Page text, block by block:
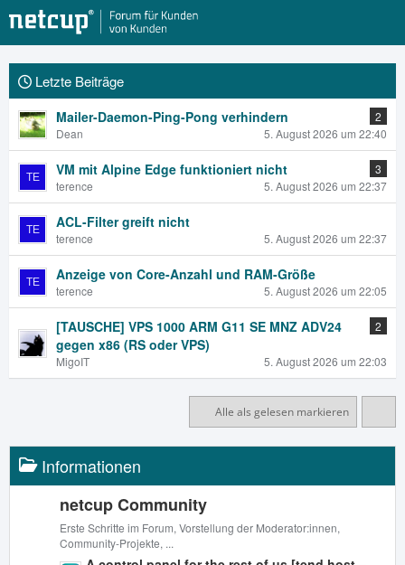
Letzte Beiträge
Mailer-Daemon-Ping-Pong verhindern
2
Dean
5. August 2026 um 22:40
VM mit Alpine Edge funktioniert nicht
3
terence
5. August 2026 um 22:37
ACL-Filter greift nicht
terence 5. August 2026 um 22:37
Anzeige von Core-Anzahl und RAM-Größe
terence 5. August 2026 um 22:05
[TAUSCHE] VPS 1000 ARM G11 SE MNZ ADV24
gegen x86 (RS oder VPS)
2
MigoIT 5. August 2026 um 22:03
Alle als gelesen markieren
Informationen
netcup Community
Erste Schritte im Forum, Vorstellung der Moderator:innen,
Community-Projekte, ...